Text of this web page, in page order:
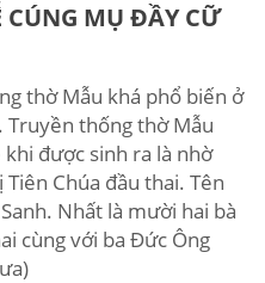
CÚNG MỤ ĐẦY CỮ
thờ Mẫu khá phổ biến ở
thống thờ Mẫu
được sinh ra là nhờ
Chúa đầu thai. Tên
Nhất là mười hai bà
cùng với ba Đức Ông